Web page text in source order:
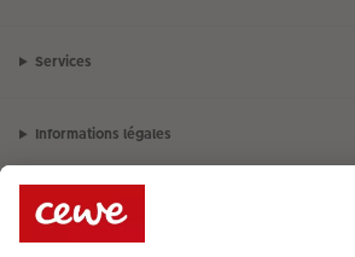
Services
Informations légales
Assortiment